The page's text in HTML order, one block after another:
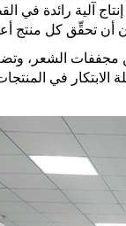
آلية رائدة في
أن تحقِّق كل منتج
الابتكار في